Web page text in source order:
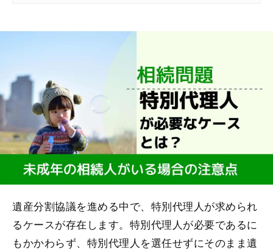
遺産分割協議を進める中で、特別代理人が求められ
るケースが存在します。特別代理人が必要であるに
もかかわらず、特別代理人を選任せずにそのまま遺